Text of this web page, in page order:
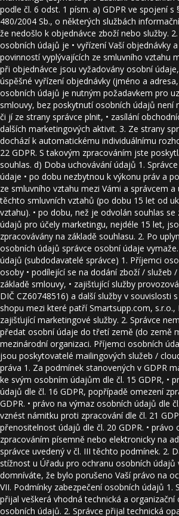
podle čl. 6 odst. 1 písm. a) GDPR ve spojení s
480/2004 Sb., o některých službách
že nedošlo k objednávce zboží nebo služby.
osobních údajů je • vyřízení Vaší objednávky
povinností vyplývajících ze smluvního vztahu
při objednávce jsou vyžadovány osobní
úspěšné vyřízení objednávky (jméno a
osobních údajů je nutným požadavkem pro
smlouvy, bez poskytnutí osobních údajů není
či jí ze strany správce plnit, • zasílání
dalších marketingových aktivit. 3. Ze strany
dochází k automatickému individuálnímu
22 GDPR. S takovým zpracováním jste
souhlas. d) Doba uchovávání údajů 1.
údaje • po dobu nezbytnou k výkonu práv a
ze smluvního vztahu mezi Vámi a správcem
těchto smluvních vztahů (po dobu 15 let od
vztahu). • po dobu, než je odvolán souhlas
údajů pro účely marketingu, nejdéle 15 let,
zpracovávány na základě souhlasu. 2. Po
osobních údajů správce osobní údaje
údajů (subdodavatelé správce) 1. Příjemci
osoby • podílející se na dodání zboží / služeb
základě smlouvy, • zajišťující služby
DIČ CZ60748516) a další služby v souvislosti
shopu mezi které patří Smartsupp.com, s.r.o.,
zajišťující marketingové služby. 2. Správce
předat osobní údaje do třetí země (do země
mezinárodní organizaci. Příjemci osobních
jsou poskytovatelé mailingových služeb /
práva 1. Za podmínek stanovených v GDPR
ke svým osobním údajům dle čl. 15 GDPR, •
údajů dle čl. 16 GDPR, popřípadě omezení
GDPR. • právo na výmaz osobních údajů dle
vznést námitku proti zpracování dle čl. 21
přenositelnost údajů dle čl. 20 GDPR. • právo
zpracováním písemně nebo elektronicky na
správce uvedený v čl. III těchto podmínek. 2.
stížnost u Úřadu pro ochranu osobních údajů
domníváte, že bylo porušeno Vaší právo na
VII. Podmínky zabezpečení osobních údajů 1.
přijal veškerá vhodná technická a
osobních údajů. 2. Správce přijal technická